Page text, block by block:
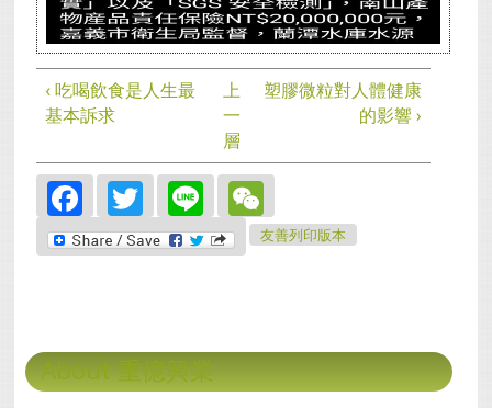
‹ 吃喝飲食是人生最
基本訴求
上
一
層
塑膠微粒對人體健康
的影響 ›
Facebook
Twitter
Line
友善列印版本
About 重億興業